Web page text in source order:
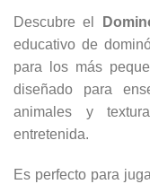
Descubre el
educativo de
para los más
diseñado para
animales y
entretenida.
Es perfecto para